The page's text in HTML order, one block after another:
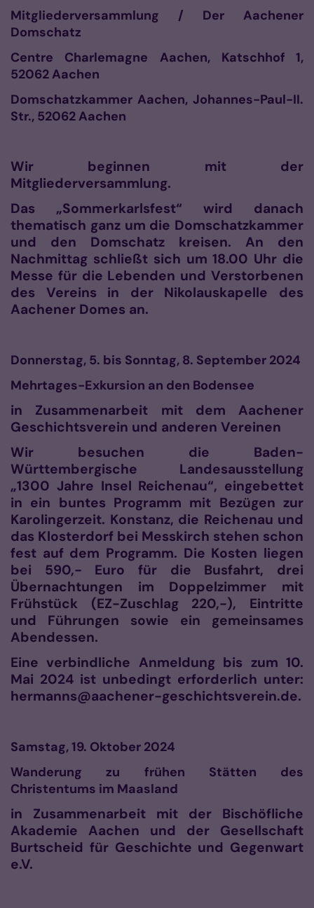
Mitgliederversammlung / Der Aachener
Domschatz
Centre Charlemagne Aachen, Katschhof
1,
52062 Aachen
Domschatzkammer Aachen, Johannes-Paul-II.
Str., 52062 Aachen
Wir beginnen mit der
Mitgliederversammlung.
Das „Sommerkarlsfest“ wird danach
thematisch ganz um die Domschatzkammer
und den Domschatz kreisen. An den
Nachmittag schließt sich um 18.00 Uhr die
Messe für die Lebenden und Verstorbenen
des Vereins in der Nikolauskapelle des
Aachener Domes an.
Donnerstag, 5. bis Sonntag, 8. September 2024
Mehrtages-Exkursion an den Bodensee
in Zusammenarbeit mit dem Aachener
Geschichtsverein und anderen Vereinen
Wir besuchen die Baden-
Württembergische Landesausstellung
„1300 Jahre Insel Reichenau“, eingebettet
in ein buntes Programm mit Bezügen zur
Karolingerzeit. Konstanz, die Reichenau und
das Klosterdorf bei Messkirch stehen schon
fest auf dem Programm. Die Kosten liegen
bei 590,- Euro für
die Busfahrt, drei
Übernachtungen im Doppelzimmer mit
Frühstück (EZ-Zuschlag 220,-), Eintritte
und Führungen sowie ein gemeinsames
Abendessen.
Eine verbindliche Anmeldungbis zum 10.
Mai 2024 ist unbedingt erforderlich unter:
hermanns@aachener-geschichtsverein.de.
Samstag, 19. Oktober 2024
Wanderung zu frühen Stätten des
Christentums im Maasland
in Zusammenarbeit mit der Bischöfliche
Akademie Aachen und der Gesellschaft
Burtscheid für Geschichte und Gegenwart
e.V.